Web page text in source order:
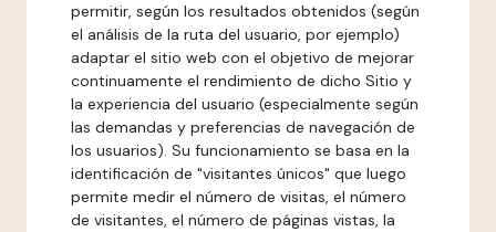
permitir, según los resultados obtenidos (según
el análisis de la ruta del usuario, por ejemplo)
adaptar el sitio web con el objetivo de mejorar
continuamente el rendimiento de dicho Sitio y
la experiencia del usuario (especialmente según
las demandas y preferencias de navegación de
los usuarios). Su funcionamiento se basa en la
identificación de "visitantes únicos" que luego
permite medir el número de visitas, el número
de visitantes, el número de páginas vistas, la